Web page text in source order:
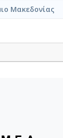
Μακεδονίας